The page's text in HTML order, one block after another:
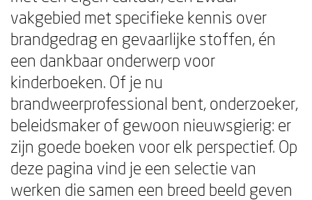
vakgebied met specifieke kennis over
brandgedrag en gevaarlijke stoffen, én
een dankbaar onderwerp voor
kinderboeken. Of je nu
brandweerprofessional bent, onderzoeker,
beleidsmaker of gewoon nieuwsgierig: er
zijn goede boeken voor elk perspectief. Op
deze pagina vind je een selectie van
werken die samen een breed beeld geven